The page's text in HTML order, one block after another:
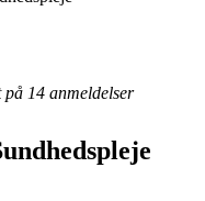
på 14 anmeldelser